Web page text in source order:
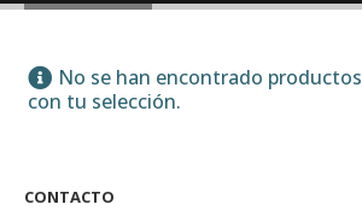
No se han encontrado
con tu selección.
CONTACTO